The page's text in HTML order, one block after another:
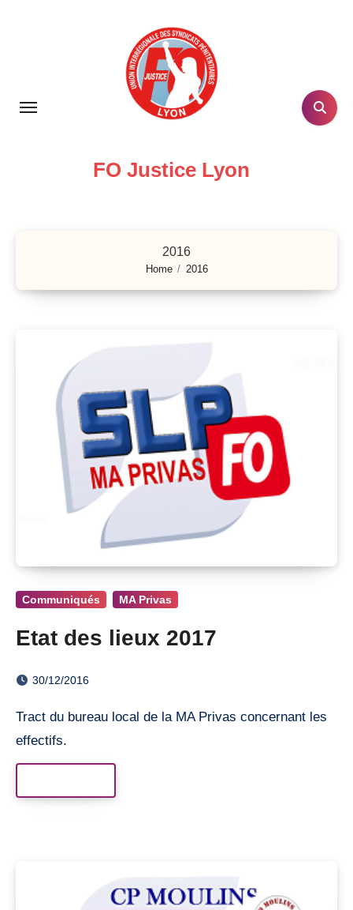
FO Justice Lyon
2016
Home 2016
Communiqués MA Privas
Etat des lieux 2017
30/12/2016
Tract du bureau local de la MA Privas concernant les
effectifs.